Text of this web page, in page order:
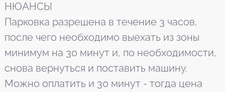
НЮАНСЫ
Парковка разрешена в течение 3 часов,
после чего необходимо выехать из зоны
минимум на 30 минут и, по необходимости,
снова вернуться и поставить машину.
Можно оплатить и 30 минут - тогда цена